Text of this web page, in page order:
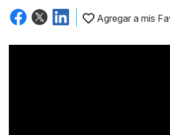
Agregar a mis